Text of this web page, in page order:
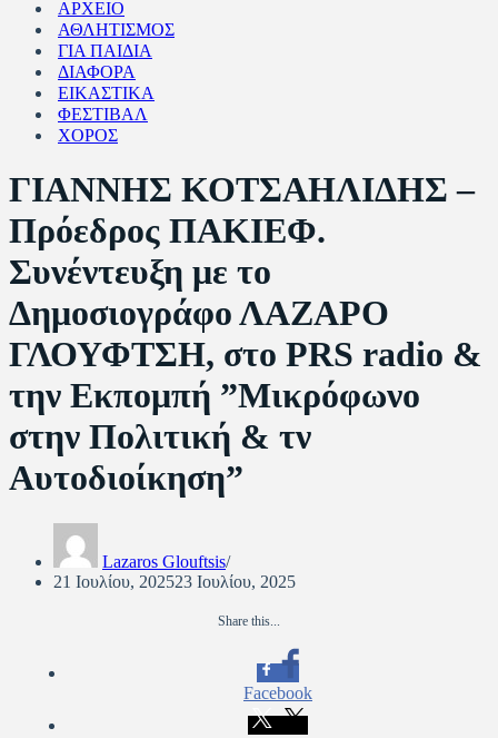
ΑΡΧΕΙΟ
ΑΘΛΗΤΙΣΜΟΣ
ΓΙΑ ΠΑΙΔΙΑ
ΔΙΑΦΟΡΑ
ΕΙΚΑΣΤΙΚΑ
ΦΕΣΤΙΒΑΛ
ΧΟΡΟΣ
ΓΙΑΝΝΗΣ ΚΟΤΣΑΗΛΙΔΗΣ –
Πρόεδρος ΠΑΚΙΕΦ.
Συνέντευξη με το
Δημοσιογράφο ΛΑΖΑΡΟ
ΓΛΟΥΦΤΣΗ, στο PRS radio &
την Εκπομπή ”Μικρόφωνο
στην Πολιτική & τν
Αυτοδιοίκηση”
Lazaros Glouftsis
21 Ιουλίου, 202523 Ιουλίου, 2025
Share this...
Facebook